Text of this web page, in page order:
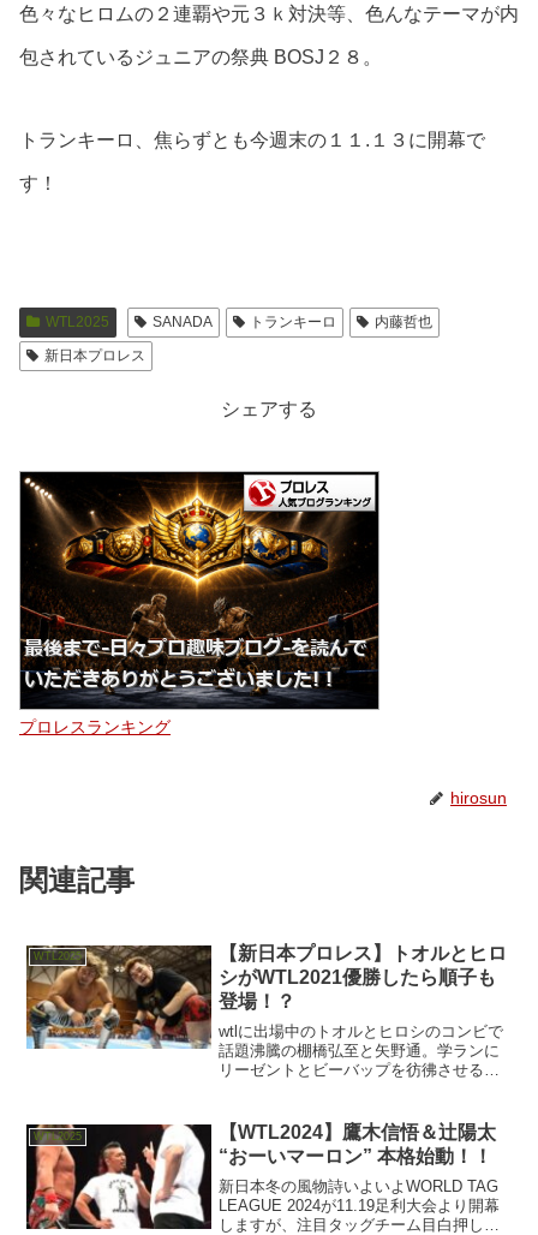
色々なヒロムの２連覇や元３ｋ対決等、色んなテーマが内
包されているジュニアの祭典 BOSJ２８。
トランキーロ、焦らずとも今週末の１１.１３に開幕で
す！
WTL2025 SANADA トランキーロ
内藤哲也
新日本プロレス
シェアする
プロレスランキング
hirosun
関連記事
WTL2025
【新日本プロレス】トオルとヒロ
シがWTL2021優勝したら順子も
登場！？
wtlに出場中のトオルとヒロシのコンビで
話題沸騰の棚橋弘至と矢野通。学ランに
リーゼントとビーバップを彷彿させるい
WTL2025
【WTL2024】鷹木信悟＆辻陽太
“おーいマーロン” 本格始動！！
新日本冬の風物詩いよいよWORLD TAG
LEAGUE 2024が11.19足利大会より開幕
しますが、注目タッグチーム目白押しで